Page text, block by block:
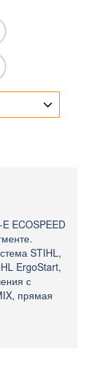
ECOSPEED
STIHL,
ErgoStart,
с
прямая